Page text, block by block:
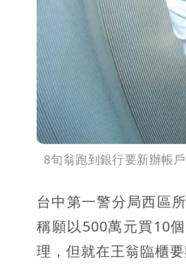
8旬翁跑到銀行要新辦帳
台中第一警分局西區
稱願以500萬元買10
理，但就在王翁臨櫃